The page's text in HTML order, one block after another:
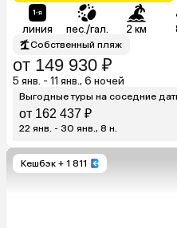
линия пес./гал. 2 км
Собственный пляж
от 149 930 ₽
5 янв. - 11 янв., 6 ночей
Выгодные туры на соседние
от 162 437 ₽
22 янв. - 30 янв., 8 н.
Кешбэк + 1 811